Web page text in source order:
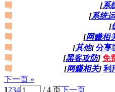
[系
[系统
[
[网赚相
[其他] 分享
[黑客攻防] 免
[网赚相关] 利
下一页 »
1234 / 4 页下一页